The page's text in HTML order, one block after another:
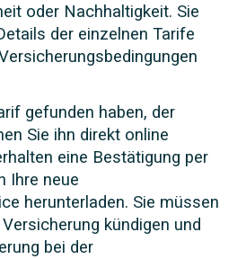
oder Nachhaltigkeit. Sie
der einzelnen Tarife
gefunden haben, der
Sie ihn direkt online
eine Bestätigung per
Ihre neue
herunterladen. Sie müssen
kündigen und
bei der